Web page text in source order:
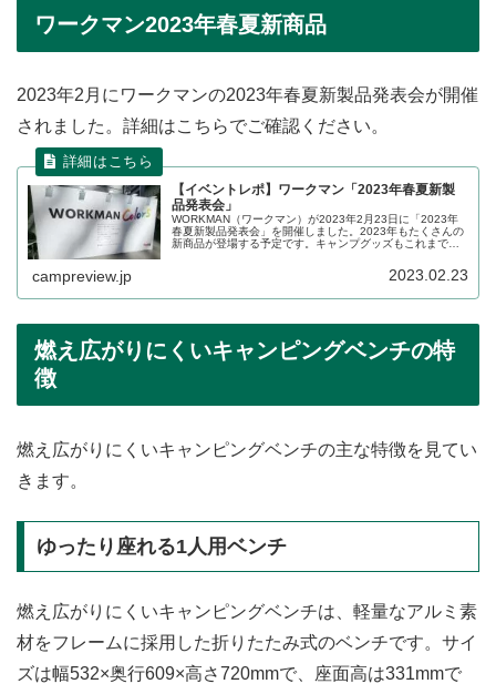
ワークマン2023年春夏新商品
2023年2月にワークマンの2023年春夏新製品発表会が開催
されました。詳細はこちらでご確認ください。
【イベントレポ】ワークマン「2023年春夏新製
品発表会」
WORKMAN（ワークマン）が2023年2月23日に「2023年
春夏新製品発表会」を開催しました。2023年もたくさんの
新商品が登場する予定です。キャンプグッズもこれまで以
campreview.jp 2023.02.23
燃え広がりにくいキャンピングベンチの特
徴
燃え広がりにくいキャンピングベンチの主な特徴を見てい
きます。
ゆったり座れる1人用ベンチ
燃え広がりにくいキャンピングベンチは、軽量なアルミ素
材をフレームに採用した折りたたみ式のベンチです。サイ
ズは幅532×奥行609×高さ720mmで、座面高は331mmで